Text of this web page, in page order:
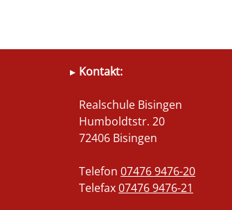
Kontakt:
Realschule Bisingen
Humboldtstr. 20
72406 Bisingen
Telefon 07476 9476-20
Telefax07476 9476-21